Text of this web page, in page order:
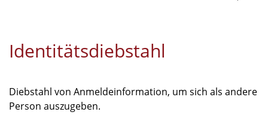
Identitätsdiebstahl
Diebstahl von Anmeldeinformation, um sich als andere
Person auszugeben.